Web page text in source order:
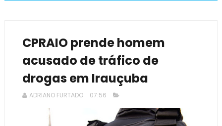
CPRAIO prende homem
acusado de tráfico de
drogas em Irauçuba
ADRIANO FURTADO 07:56